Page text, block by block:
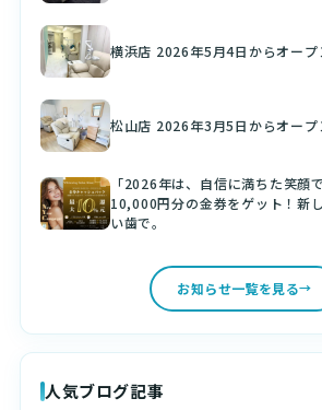
横浜店 2026年5月4日からオープ
松山店 2026年3月5日からオープ
「2026年は、自信に満ちた笑顔
10,000円分の金券をゲット！新
い歯で。
お知らせ一覧を見る
人気ブログ記事